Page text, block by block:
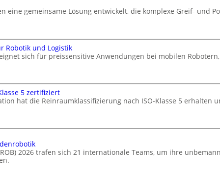
eine gemeinsame Lösung entwickelt, die komplexe Greif- und
Robotik und Logistik
sich für preissensitive Anwendungen bei mobilen
5 zertifiziert
hat die Reinraumklassifizierung nach ISO-Klasse 5 erhalten
2026 trafen sich 21 internationale Teams, um ihre